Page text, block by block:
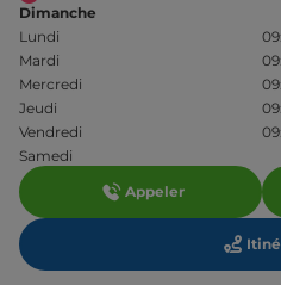
Dimanche
Lundi
Mardi
Mercredi
Jeudi
Vendredi
Samedi
Appeler